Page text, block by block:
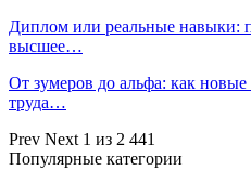
Диплом или реальные навыки:
высшее…
От зумеров до альфа: как
труда…
Prev Next 1 из 2 441
Популярные категории